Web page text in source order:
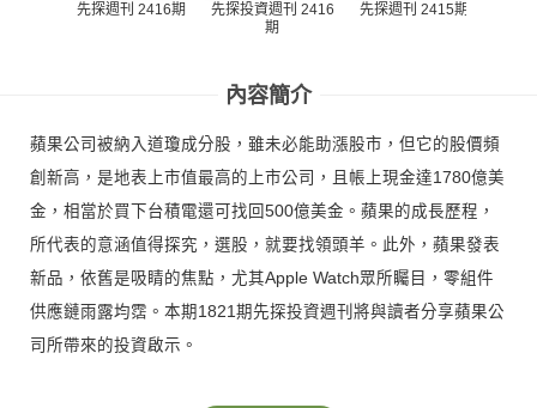
先探週刊 2416期
先探投資週刊 2416
期
先探週刊 2415期
內容簡介
蘋果公司被納入道瓊成分股，雖未必能助漲股市，但它的股價頻
創新高，是地表上市值最高的上市公司，且帳上現金達1780億美
金，相當於買下台積電還可找回500億美金。蘋果的成長歷程，
所代表的意涵值得探究，選股，就要找領頭羊。此外，蘋果發表
新品，依舊是吸睛的焦點，尤其Apple Watch眾所矚目，零組件
供應鏈雨露均霑。本期1821期先探投資週刊將與讀者分享蘋果公
司所帶來的投資啟示。